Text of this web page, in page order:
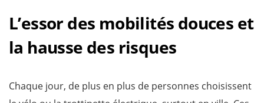
L’essor des mobilités douces et
la hausse des risques
Chaque jour, de plus en plus de personnes choisissent